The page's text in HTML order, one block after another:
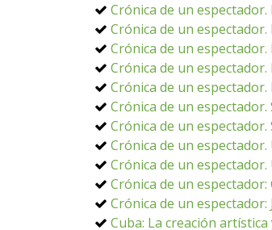
Crónica de un
Crónica de un
Crónica de un espectador.
Crónica de un espectador.
Crónica de un
Crónica de un espectador.
Crónica de un
Crónica de un
Crónica de un
Crónica de un espectador:
Crónica de un
Cuba: La creación